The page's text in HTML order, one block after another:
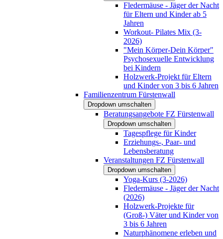
Fledermäuse - Jäger der Nacht
für Eltern und Kinder ab 5
Jahren
Workout- Pilates Mix (3-
2026)
"Mein Körper-Dein Körper"
Psychosexuelle Entwicklung
bei Kindern
Holzwerk-Projekt für Eltern
und Kinder von 3 bis 6 Jahren
Familienzentrum Fürstenwall
Dropdown umschalten
Beratungsangebote FZ Fürstenwall
Dropdown umschalten
Tagespflege für Kinder
Erziehungs-, Paar- und
Lebensberatung
Veranstaltungen FZ Fürstenwall
Dropdown umschalten
Yoga-Kurs (3-2026)
Fledermäuse - Jäger der Nacht
(2026)
Holzwerk-Projekte für
(Groß-) Väter und Kinder von
3 bis 6 Jahren
Naturphänomene erleben und